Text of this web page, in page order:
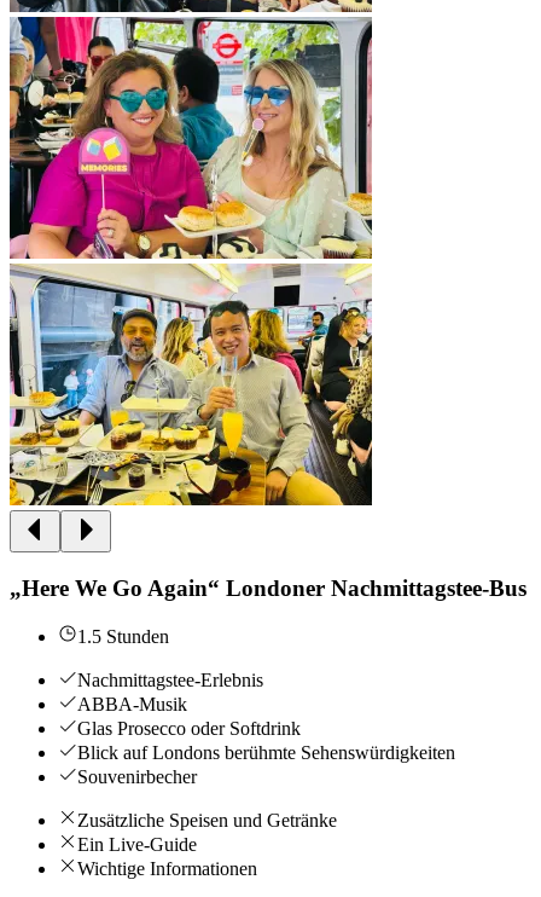
„Here We Go Again“ Londoner Nachmittagstee-Bus
1.5 Stunden
Nachmittagstee-Erlebnis
ABBA-Musik
Glas Prosecco oder Softdrink
Blick auf Londons berühmte Sehenswürdigkeiten
Souvenirbecher
Zusätzliche Speisen und Getränke
Ein Live-Guide
Wichtige Informationen